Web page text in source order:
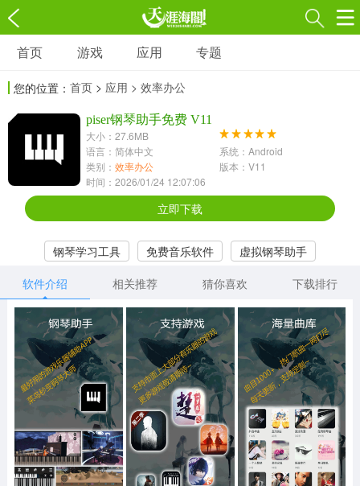
游戏
3697款应用
1597款应用
休闲益智
13387款应用
2196款应用
1072款应用
418款应用
568款应用
音乐舞蹈
269款应用
2716款应用
515款应用
其他
1654款应用
游戏助手
515款应用
MOD游戏
1056款应用
首页 游戏 应用 专题
您的位置： 首页 > 应用 > 效率办公
piser钢琴助手免费 V11
大小：27.6MB
语言：简体中文
系统：Android
类别： 效率办公
版本：V11
时间：2026/01/24 12:07:06
立即下载
钢琴学习工具 免费音乐软件
虚拟钢琴助手
软件介绍
相关推荐 猜你喜欢 下载排行